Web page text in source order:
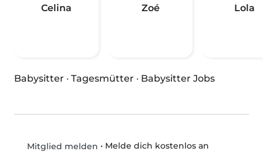
Celina Zoé Lola
Babysitter · Tagesmütter · Babysitter Jobs
Mitglied melden • Melde dich kostenlos an